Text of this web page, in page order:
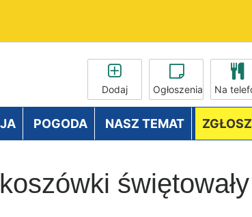
Dodaj Ogłoszenia Na
POGODA NASZ TEMAT